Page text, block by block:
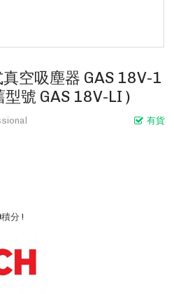
真空吸塵器 GAS 18V-1
型號 GAS 18V-LI )
有貨
積分 !